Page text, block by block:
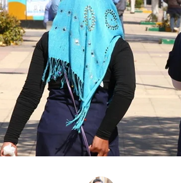
verlag
verlag
veranstaltungen
fragen & hilfe
unterstützen
abo
genossenschaft